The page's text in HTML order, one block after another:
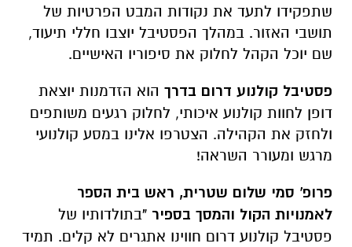
שתפקידו לתעד את נקודות המבט הפרטיות של
תושבי האזור. במהלך הפסטיבל יוצבו חללי תיעוד,
שם יוכל הקהל לחלוק את סיפוריו האישיים.
פסטיבל קולנוע דרום בדרך הוא הזדמנות יוצאת
דופן לחוות קולנוע איכותי, לחלוק רגעים משותפים
ולחזק את הקהילה. הצטרפו אלינו במסע קולנועי
מרגש ומעורר השראה!
פרופ' סמי שלום שטרית, ראש בית הספר
לאמנויות הקול והמסך בספיר "בתולדותיו של
פסטיבל קולנוע דרום חווינו אתגרים לא קלים. תמיד